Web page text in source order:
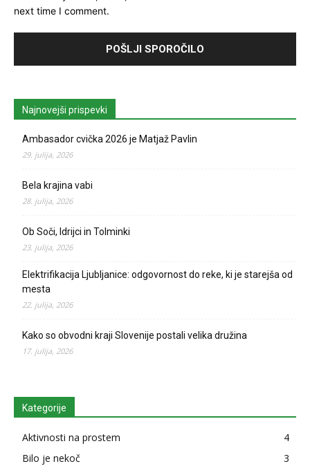
next time I comment.
Najnovejši prispevki
Ambasador cvička 2026 je Matjaž Pavlin
29. julija, 2026
Bela krajina vabi
28. julija, 2026
Ob Soči, Idrijci in Tolminki
23. julija, 2026
Elektrifikacija Ljubljanice: odgovornost do reke, ki je starejša od
mesta
22. julija, 2026
Kako so obvodni kraji Slovenije postali velika družina
17. julija, 2026
Kategorije
Aktivnosti na prostem
4
Bilo je nekoč
3